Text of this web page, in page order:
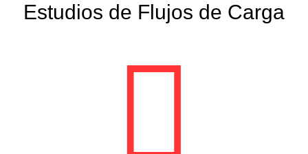
Estudios de Flujos de Carga